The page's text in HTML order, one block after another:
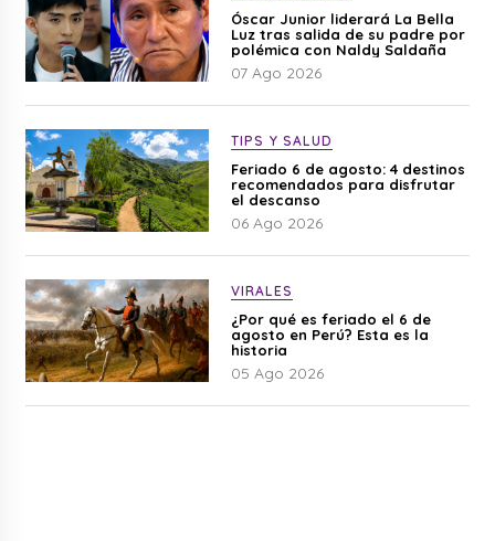
Óscar Junior liderará La Bella
Luz tras salida de su padre por
polémica con Naldy Saldaña
07 Ago 2026
TIPS Y SALUD
Feriado 6 de agosto: 4 destinos
recomendados para disfrutar
el descanso
06 Ago 2026
VIRALES
¿Por qué es feriado el 6 de
agosto en Perú? Esta es la
historia
05 Ago 2026